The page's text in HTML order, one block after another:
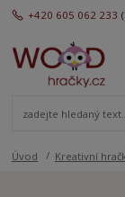
+420 605 062 233
Úvod Kreativní